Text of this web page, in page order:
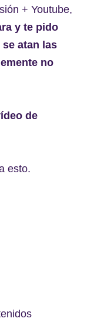
+ Youtube,
y te pido
atan las
no
de
esto.